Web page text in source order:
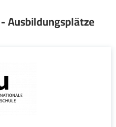
Ausbildungsplätze